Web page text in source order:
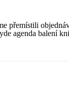
přemístili
agenda balení